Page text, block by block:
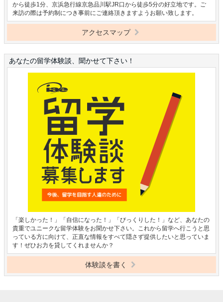
から徒歩1分、京浜急行線京急品川駅JR口から徒歩5分の好立地です。ご
来訪の際は予約制につき事前にご連絡頂きますようお願い致します。
アクセスマップ
あなたの留学体験談、聞かせて下さい！
「楽しかった！」「自信になった！」「びっくりした！」など、あなたの
貴重でユニークな留学体験をお聞かせ下さい。これから留学へ行こうと思
っている方に向けて、正直な情報をすべて隠さず提供したいと思っていま
す！ぜひお力を貸してくれませんか？
体験談を書く